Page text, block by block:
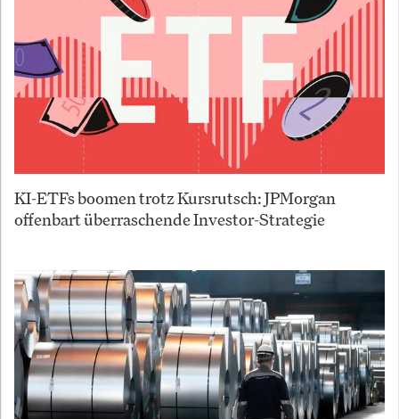
KI-ETFs boomen trotz Kursrutsch: JPMorgan
offenbart überraschende Investor-Strategie